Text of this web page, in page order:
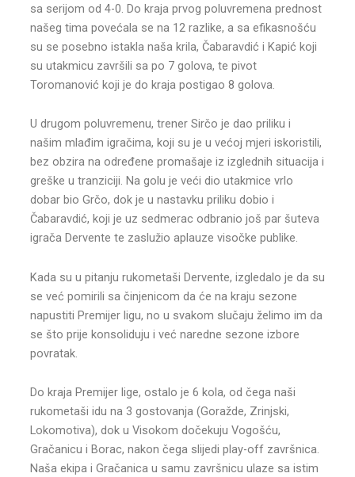
sa serijom od 4-0. Do kraja prvog poluvremena prednost
našeg tima povećala se na 12 razlike, a sa efikasnošću
su se posebno istakla naša krila, Čabaravdić i Kapić koji
su utakmicu završili sa po 7 golova, te pivot
Toromanović koji je do kraja postigao 8 golova.
U drugom poluvremenu, trener Sirčo je dao priliku i
našim mlađim igračima, koji su je u većoj mjeri iskoristili,
bez obzira na određene promašaje iz izglednih situacija i
greške u tranziciji. Na golu je veći dio utakmice vrlo
dobar bio Grčo, dok je u nastavku priliku dobio i
Čabaravdić, koji je uz sedmerac odbranio još par šuteva
igrača Dervente te zaslužio aplauze visočke publike.
Kada su u pitanju rukometaši Dervente, izgledalo je da su
se već pomirili sa činjenicom da će na kraju sezone
napustiti Premijer ligu, no u svakom slučaju želimo im da
se što prije konsoliduju i već naredne sezone izbore
povratak.
Do kraja Premijer lige, ostalo je 6 kola, od čega naši
rukometaši idu na 3 gostovanja (Goražde, Zrinjski,
Lokomotiva), dok u Visokom dočekuju Vogošću,
Gračanicu i Borac, nakon čega slijedi play-off završnica.
Naša ekipa i Gračanica u samu završnicu ulaze sa istim